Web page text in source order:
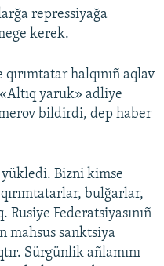
repressiyağa
kerek.
halqınıñ aqlav
yaruk» adliye
bildirdi, dep haber
Bizni kimse
bulğarlar,
Rusiye Federatsiyasınıñ
mahsus sanktsiya
Sürgünlik añlamını